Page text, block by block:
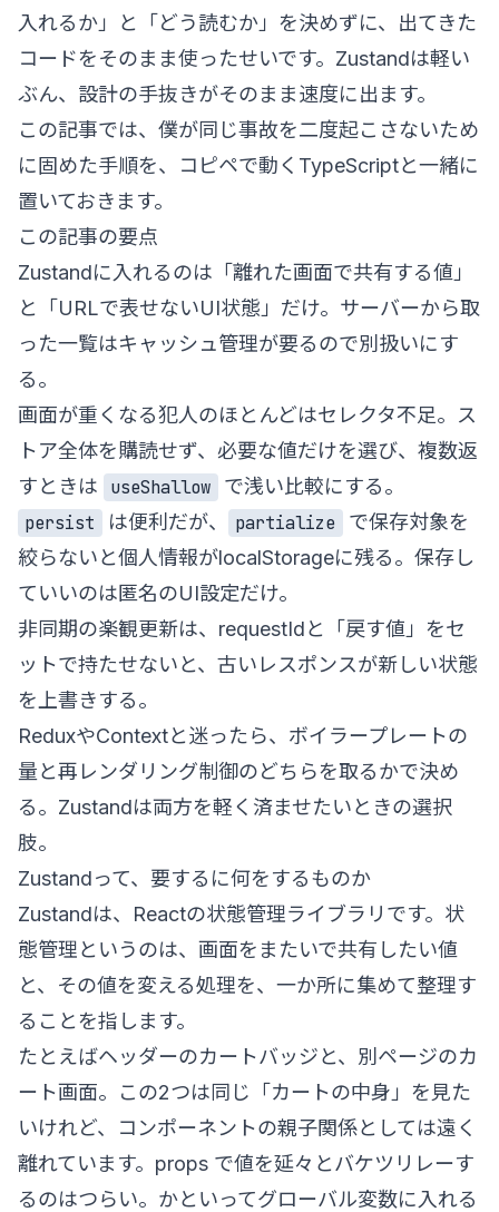
入れるか」と「どう読むか」を決めずに、出てきた
コードをそのまま使ったせいです。Zustandは軽い
ぶん、設計の手抜きがそのまま速度に出ます。
この記事では、僕が同じ事故を二度起こさないため
に固めた手順を、コピペで動くTypeScriptと一緒に
置いておきます。
この記事の要点
Zustandに入れるのは「離れた画面で共有する値」
と「URLで表せないUI状態」だけ。サーバーから取
った一覧はキャッシュ管理が要るので別扱いにす
る。
画面が重くなる犯人のほとんどはセレクタ不足。ス
トア全体を購読せず、必要な値だけを選び、複数返
すときは
useShallow
で浅い比較にする。
persist
は便利だが、 partialize
で保存対象を
絞らないと個人情報がlocalStorageに残る。保存し
ていいのは匿名のUI設定だけ。
非同期の楽観更新は、requestIdと「戻す値」をセ
ットで持たせないと、古いレスポンスが新しい状態
を上書きする。
ReduxやContextと迷ったら、ボイラープレートの
量と再レンダリング制御のどちらを取るかで決め
る。Zustandは両方を軽く済ませたいときの選択
肢。
Zustandって、要するに何をするものか
Zustandは、Reactの状態管理ライブラリです。状
態管理というのは、画面をまたいで共有したい値
と、その値を変える処理を、一か所に集めて整理す
ることを指します。
たとえばヘッダーのカートバッジと、別ページのカ
ート画面。この2つは同じ「カートの中身」を見た
いけれど、コンポーネントの親子関係としては遠く
離れています。props で値を延々とバケツリレーす
るのはつらい。かといってグローバル変数に入れる